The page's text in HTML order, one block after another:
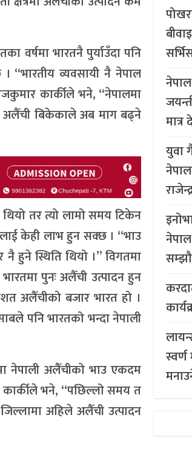
वर्षमा भारतनै पुर्याउँदा पनि
“भारतीय व्यवसायी नै नेपाल
कार्कीले भने, “नेपालमा
अलैँची बिकेकाले अब माग बढ्ने
तर त्यो लामो समय टिकेन
केही लाभ हुन सक्छ । “भाउ
हुने स्थिति थियो ।” विगतमा
पुनः अलैँची उत्पादन हुन
अलैँचीको बजार भारत हो ।
पनि भारतको भन्दा नेपाली
नेपाली अलैँचीको भाउ एकदम
भने, “पछिल्लो समय त
अहिले अलैँची उत्पादन
युवा